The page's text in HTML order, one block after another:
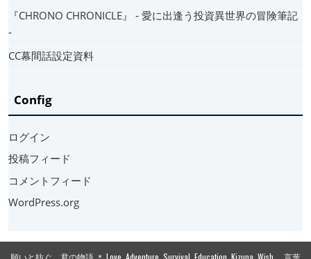
『CHRONO CHRONICLE』 ‐ 愛に出逢う投資異世界の冒険筆記
‐
CC幕間話設定資料
Config
ログイン
投稿フィード
コメントフィード
WordPress.org
願いと紡ぐ 君の物語 ＊ Love, Adventure, Survival, Education, Kizuna, Wish. 言葉